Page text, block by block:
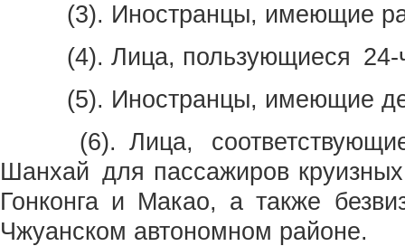
(3). Иностранцы, имеющие
(4). Лица, пользующиеся 24-
(5). Иностранцы, имеющие
(6). Лица, соответствующие
Шанхай для пассажиров
Гонконга и Макао, а также
Чжуанском автономном районе.